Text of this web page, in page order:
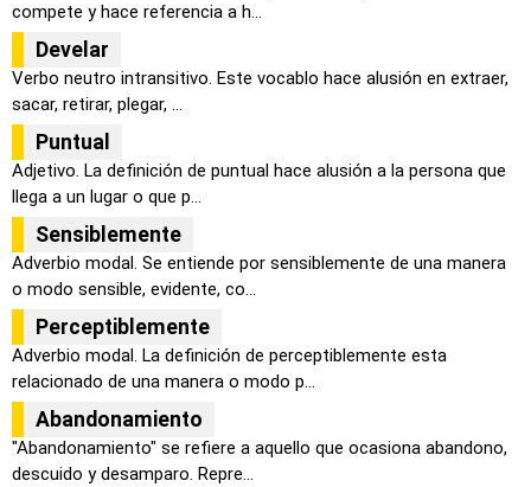
compete y hace referencia a h...
Develar
Verbo neutro intransitivo. Este vocablo hace alusión en extraer,
sacar, retirar, plegar, ...
Puntual
Adjetivo. La definición de puntual hace alusión a la persona que
llega a un lugar o que p...
Sensiblemente
Adverbio modal. Se entiende por sensiblemente de una manera
o modo sensible, evidente, co...
Perceptiblemente
Adverbio modal. La definición de perceptiblemente esta
relacionado de una manera o modo p...
Abandonamiento
"Abandonamiento" se refiere a aquello que ocasiona abandono,
descuido y desamparo. Repre...